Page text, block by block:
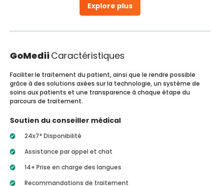
Explore plus
GoMedii Caractéristiques
Faciliter le traitement du patient, ainsi que le rendre possible
grâce à des solutions axées sur la technologie, un système de
soins aux patients et une transparence à chaque étape du
parcours de traitement.
Soutien du conseiller médical
24x7* Disponibilité
Assistance par appel et chat
14+ Prise en charge des langues
Recommandations de traitement